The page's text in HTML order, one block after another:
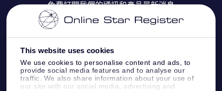
This website uses cookies
We use cookies to personalise content and ads, to
provide social media features and to analyse our
traffic. We also share information about your use of
our site with our social media, advertising and
評論
OSR 禮物卡
公司禮品
個性化的Star Page
One Million Stars
OSR Starsaver
付款資訊
配送信息
退貨政策
免費訂閱我們的通訊和產品最新消息